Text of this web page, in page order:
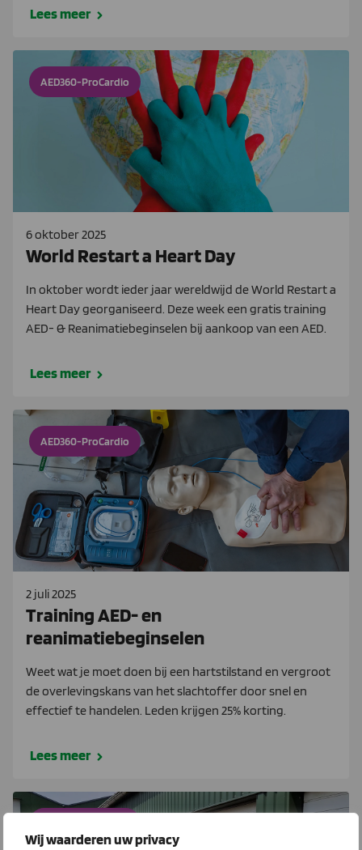
Wij waarderen uw privacy
Lees meer
AED360-ProCardio
6 oktober 2025
World Restart a Heart Day
In oktober wordt ieder jaar wereldwijd de World Restart a
Heart Day georganiseerd. Deze week een gratis training
AED- & Reanimatiebeginselen bij aankoop van een AED.
Lees meer
AED360-ProCardio
2 juli 2025
Training AED- en
reanimatiebeginselen
Weet wat je moet doen bij een hartstilstand en vergroot
de overlevingskans van het slachtoffer door snel en
effectief te handelen. Leden krijgen 25% korting.
Lees meer